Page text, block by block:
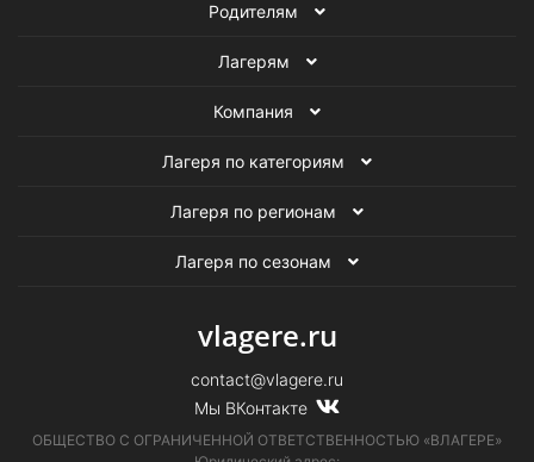
Родителям
Лагерям
Компания
Лагеря по категориям
Лагеря по регионам
Лагеря по сезонам
vlagere.ru
contact@vlagere.ru
Мы ВКонтакте
ОБЩЕСТВО С ОГРАНИЧЕННОЙ ОТВЕТСТВЕННОСТЬЮ «ВЛАГЕРЕ»